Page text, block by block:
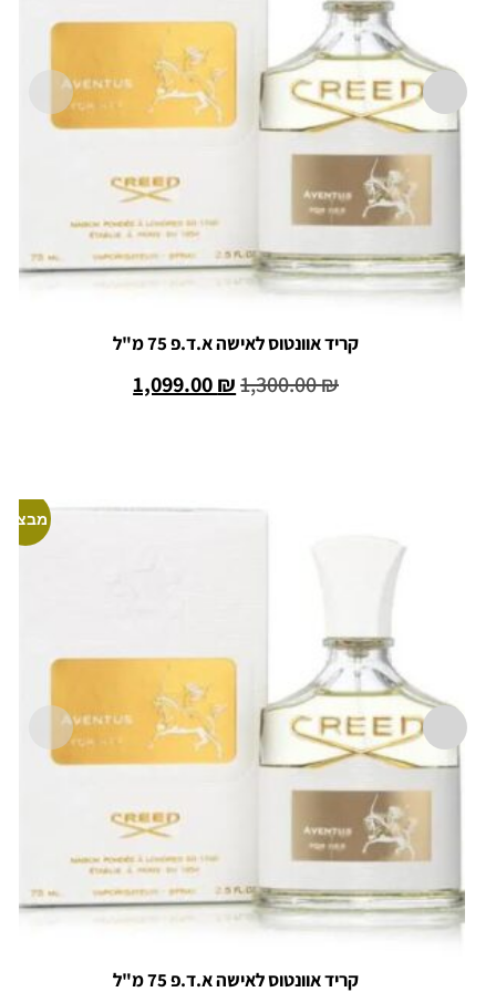
קריד אוונטוס לאישה א.ד.פ 75 מ"ל
1,300.00₪
1,099.00₪
מבצע!
קריד אוונטוס לאישה א.ד.פ 75 מ"ל